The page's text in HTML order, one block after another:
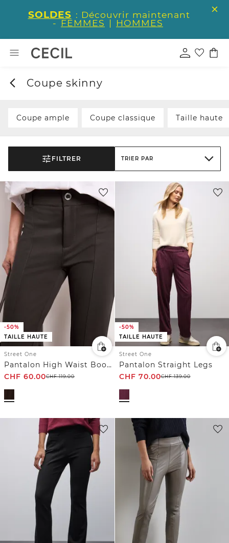
SOLDES : Découvrir maintenant
- FEMMES | HOMMES
Coupe skinny
Coupe ample Coupe classique Taille haute
FILTRER TRIER PAR
-50%
TAILLE HAUTE
Street One
Pantalon High Waist Bootcut en Skinny Fit
CHF 60.00CHF119.00
-50%
TAILLE HAUTE
Street One
Pantalon Straight Legs
CHF 70.00CHF139.00